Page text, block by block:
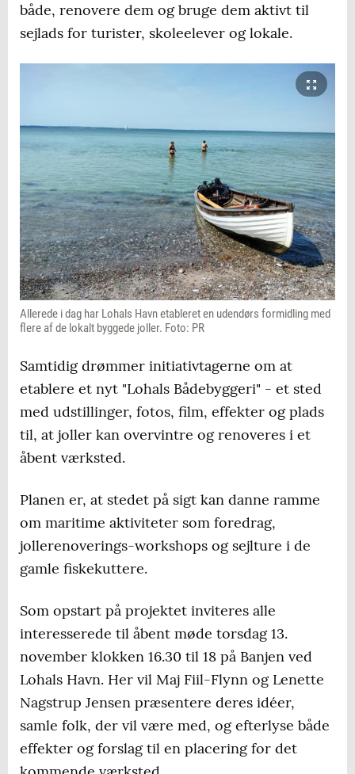
både, renovere dem og bruge dem aktivt til
sejlads for turister, skoleelever og lokale.
Allerede i dag har Lohals Havn etableret en udendørs formidling med
flere af de lokalt byggede joller. Foto: PR
Samtidig drømmer initiativtagerne om at
etablere et nyt "Lohals Bådebyggeri" - et sted
med udstillinger, fotos, film, effekter og plads
til, at joller kan overvintre og renoveres i et
åbent værksted.
Planen er, at stedet på sigt kan danne ramme
om maritime aktiviteter som foredrag,
jollerenoverings-workshops og sejlture i de
gamle fiskekuttere.
Som opstart på projektet inviteres alle
interesserede til åbent møde torsdag 13.
november klokken 16.30 til 18 på Banjen ved
Lohals Havn. Her vil Maj Fiil-Flynn og Lenette
Nagstrup Jensen præsentere deres idéer,
samle folk, der vil være med, og efterlyse både
effekter og forslag til en placering for det